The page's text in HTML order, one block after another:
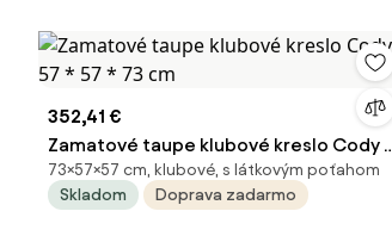
352,41 €
Zamatové taupe klubové kreslo Cody -
57 * 57 * 73 cm
73×57×57 cm, klubové, s látkovým poťahom
Skladom
Doprava zadarmo